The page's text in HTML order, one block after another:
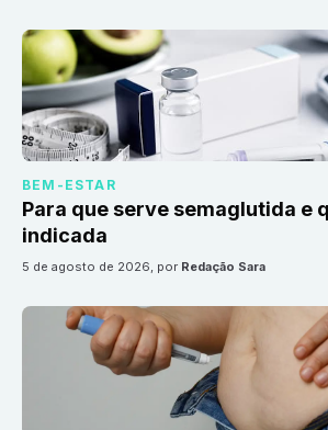
BEM-ESTAR
Para que serve semaglutida e
indicada
5 de agosto de 2026, por Redação Sara